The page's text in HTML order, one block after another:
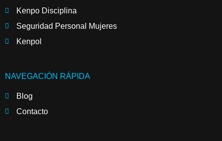
Kenpo Disciplina
Seguridad Personal Mujeres
Kenpol
NAVEGACIÓN RÁPIDA
Blog
Contacto